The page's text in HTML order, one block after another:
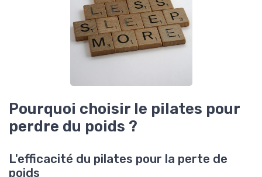
Pourquoi choisir le pilates pour
perdre du poids ?
L'efficacité du pilates pour la perte de
poids